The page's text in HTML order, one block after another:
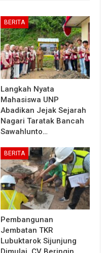
BERITA
Langkah Nyata
Mahasiswa UNP
Abadikan Jejak Sejarah
Nagari Taratak Bancah
Sawahlunto…
BERITA
Pembangunan
Jembatan TKR
Lubuktarok Sijunjung